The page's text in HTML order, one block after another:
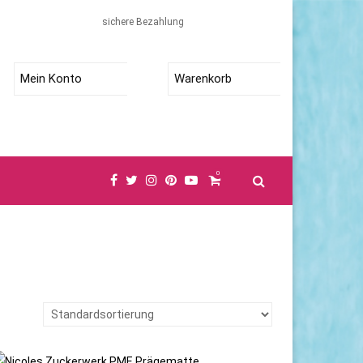
sichere Bezahlung
Mein Konto Warenkorb
0